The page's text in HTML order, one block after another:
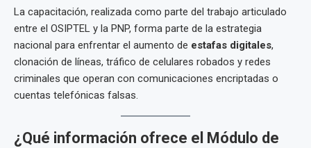
La capacitación, realizada como parte del trabajo articulado
entre el OSIPTEL y la PNP, forma parte de la estrategia
nacional para enfrentar el aumento de estafas digitales,
clonación de líneas, tráfico de celulares robados y redes
criminales que operan con comunicaciones encriptadas o
cuentas telefónicas falsas.
¿Qué información ofrece el Módulo de